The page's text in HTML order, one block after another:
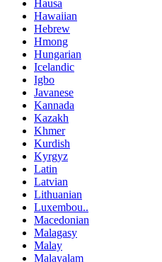
Hausa
Hawaiian
Hebrew
Hmong
Hungarian
Icelandic
Igbo
Javanese
Kannada
Kazakh
Khmer
Kurdish
Kyrgyz
Latin
Latvian
Lithuanian
Luxembou..
Macedonian
Malagasy
Malay
Malayalam